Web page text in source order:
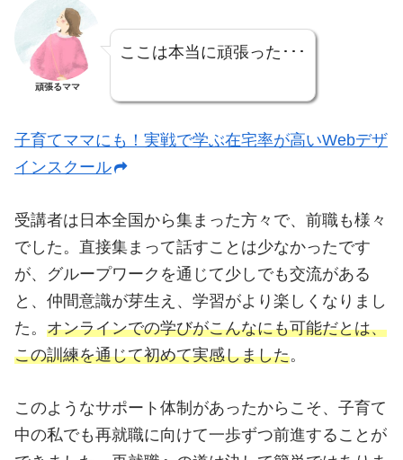
頑張るママ
ここは本当に頑張った･･･
子育てママにも！実戦で学ぶ在宅率が高いWebデザ
インスクール
受講者は日本全国から集まった方々で、前職も様々
でした。直接集まって話すことは少なかったです
が、グループワークを通じて少しでも交流がある
と、仲間意識が芽生え、学習がより楽しくなりまし
た。 オンラインでの学びがこんなにも可能だとは、
この訓練を通じて初めて実感しました。
このようなサポート体制があったからこそ、子育て
中の私でも再就職に向けて一歩ずつ前進することが